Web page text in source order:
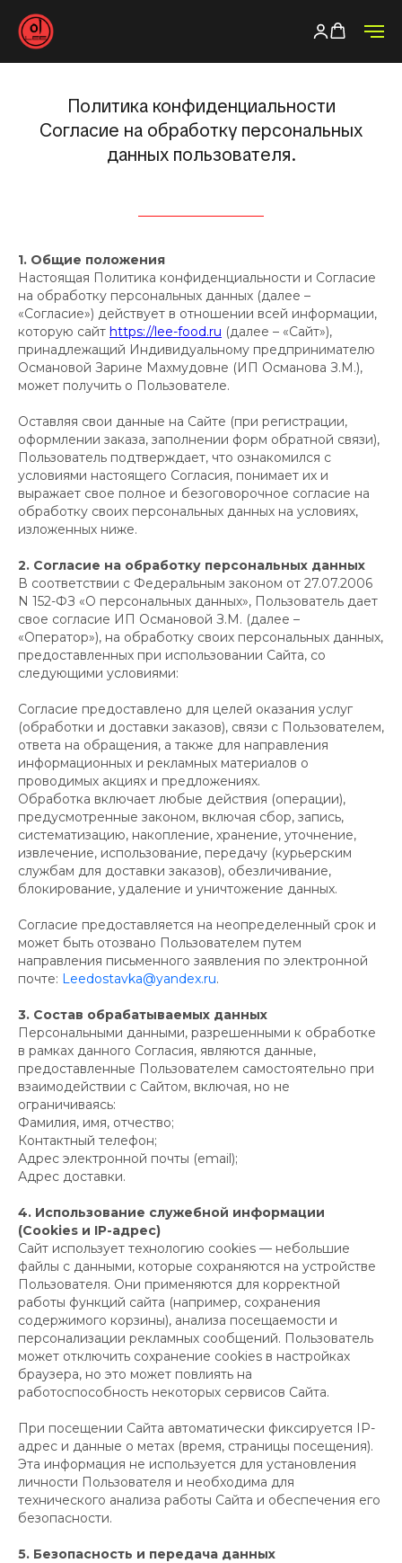
Политика конфиденциальности
Согласие на обработку персональных
данных пользователя.
1. Общие положения
Настоящая Политика конфиденциальности и Согласие
на обработку персональных данных (далее –
«Согласие») действует в отношении всей информации,
которую сайт https://lee-food.ru (далее – «Сайт»),
принадлежащий Индивидуальному предпринимателю
Османовой Зарине Махмудовне (ИП Османова З.М.),
может получить о Пользователе.
Оставляя свои данные на Сайте (при регистрации,
оформлении заказа, заполнении форм обратной связи),
Пользователь подтверждает, что ознакомился с
условиями настоящего Согласия, понимает их и
выражает свое полное и безоговорочное согласие на
обработку своих персональных данных на условиях,
изложенных ниже.
2. Согласие на обработку персональных данных
В соответствии с Федеральным законом от 27.07.2006
N 152-ФЗ «О персональных данных», Пользователь дает
свое согласие ИП Османовой З.М. (далее –
«Оператор»), на обработку своих персональных данных,
предоставленных при использовании Сайта, со
следующими условиями:
Согласие предоставлено для целей оказания услуг
(обработки и доставки заказов), связи с Пользователем,
ответа на обращения, а также для направления
информационных и рекламных материалов о
проводимых акциях и предложениях.
Обработка включает любые действия (операции),
предусмотренные законом, включая сбор, запись,
систематизацию, накопление, хранение, уточнение,
извлечение, использование, передачу (курьерским
службам для доставки заказов), обезличивание,
блокирование, удаление и уничтожение данных.
Согласие предоставляется на неопределенный срок и
может быть отозвано Пользователем путем
направления письменного заявления по электронной
почте: Leedostavka@yandex.ru.
3. Состав обрабатываемых данных
Персональными данными, разрешенными к обработке
в рамках данного Согласия, являются данные,
предоставленные Пользователем самостоятельно при
взаимодействии с Сайтом, включая, но не
ограничиваясь:
Фамилия, имя, отчество;
Контактный телефон;
Адрес электронной почты (email);
Адрес доставки.
4. Использование служебной информации
(Cookies и IP-адрес)
Сайт использует технологию cookies — небольшие
файлы с данными, которые сохраняются на устройстве
Пользователя. Они применяются для корректной
работы функций сайта (например, сохранения
содержимого корзины), анализа посещаемости и
персонализации рекламных сообщений. Пользователь
может отключить сохранение cookies в настройках
браузера, но это может повлиять на
работоспособность некоторых сервисов Сайта.
При посещении Сайта автоматически фиксируется IP-
адрес и данные о метах (время, страницы посещения).
Эта информация не используется для установления
личности Пользователя и необходима для
технического анализа работы Сайта и обеспечения его
безопасности.
5. Безопасность и передача данных